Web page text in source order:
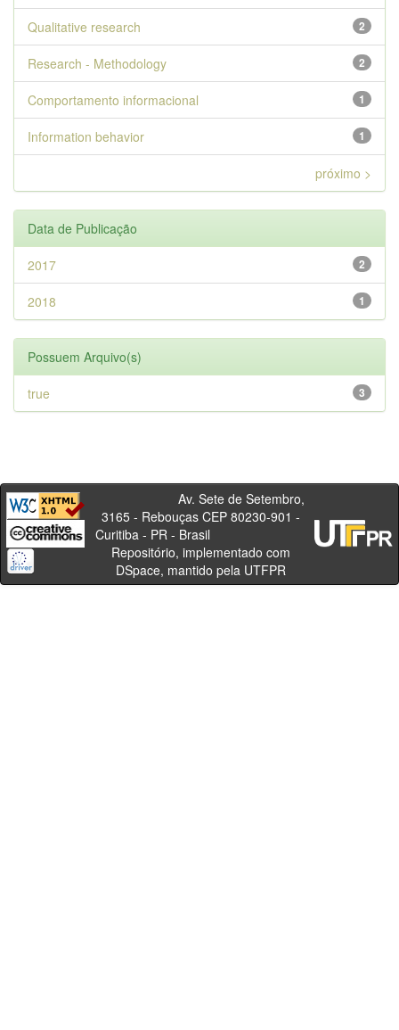
2
Qualitative research
2
Research - Methodology
1
Comportamento informacional
1
Information behavior
próximo >
Data de Publicação
2
2017
1
2018
Possuem Arquivo(s)
3
true
Av. Sete de Setembro,
3165 - Rebouças CEP 80230-901 -
Curitiba - PR - Brasil
Repositório, implementado com
DSpace, mantido pela UTFPR